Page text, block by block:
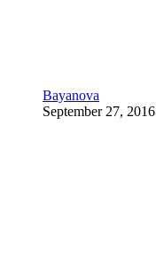
Bayanova
September 27, 2016